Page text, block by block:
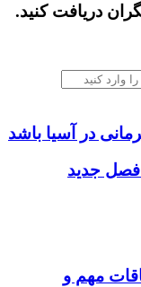
دریافت کنید.
در آسیا باشد
فصل جدید
مهم و